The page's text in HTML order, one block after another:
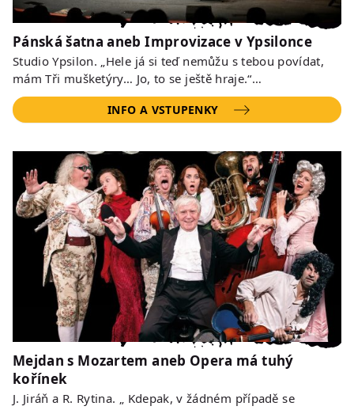
Pánská šatna aneb Improvizace v Ypsilonce
Studio Ypsilon. „Hele já si teď nemůžu s tebou povídat,
mám Tři mušketýry… Jo, to se ještě hraje.“…
INFO A VSTUPENKY
Mejdan s Mozartem aneb Opera má tuhý
kořínek
J. Jiráň a R. Rytina. „ Kdepak, v žádném případě se